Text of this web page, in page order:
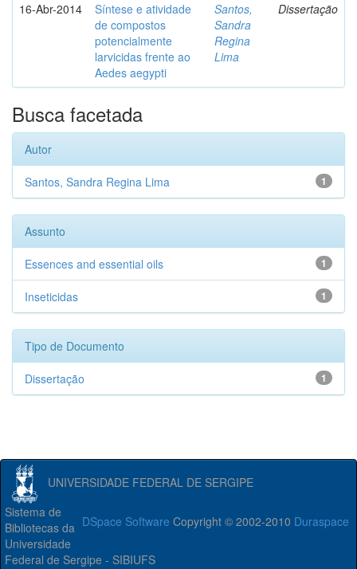
16-Abr-2014
Síntese e atividade
de compostos
potencialmente
larvicidas frente ao
Aedes aegypti
Santos,
Sandra
Regina
Lima
Dissertação
Busca facetada
Autor
1
Santos, Sandra Regina Lima
Assunto
1
Essences and essential oils
1
Inseticidas
Tipo de Documento
1
Dissertação
UNIVERSIDADE FEDERAL DE SERGIPE
DSpace Software Copyright © 2002-2010 Duraspace
Sistema de
Bibliotecas da
Universidade
Federal de Sergipe - SIBIUFS